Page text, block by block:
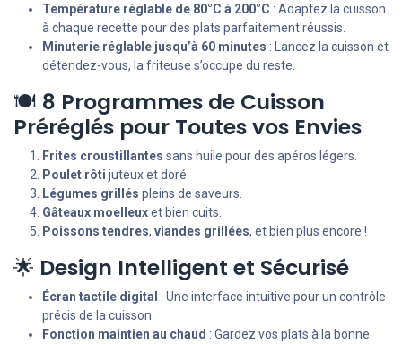
Température réglable de 80°C à 200°C : Adaptez la cuisson
à chaque recette pour des plats parfaitement réussis.
Minuterie réglable jusqu’à 60 minutes : Lancez la cuisson et
détendez-vous, la friteuse s’occupe du reste.
🍽️ 8 Programmes de Cuisson
Préréglés pour Toutes vos Envies
Frites croustillantes sans huile pour des apéros légers.
Poulet rôti juteux et doré.
Légumes grillés pleins de saveurs.
Gâteaux moelleuxet bien cuits.
Poissons tendres, viandes grillées, et bien plus encore !
🌟 Design Intelligent et Sécurisé
Écran tactile digital : Une interface intuitive pour un contrôle
précis de la cuisson.
Fonction maintien au chaud : Gardez vos plats à la bonne